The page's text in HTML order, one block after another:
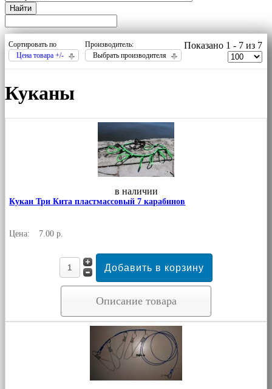
Найти
Сортировать по
Цена товара +/-
Производитель:
Выбрать производителя
Показано 1 - 7 из 7
Куканы
в наличии
Кукан Три Кита пластмассовый 7 карабинов
Цена: 7.00 р.
Описание товара